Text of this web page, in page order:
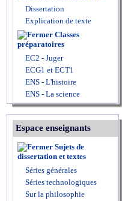
Dissertation
Explication de texte
Classes
préparatoires
EC2 - Juger
ECG1 et ECT1
ENS - L'histoire
ENS - La science
Espace enseignants
Sujets de
dissertation et textes
Séries générales
Séries technologiques
Sur la philosophie